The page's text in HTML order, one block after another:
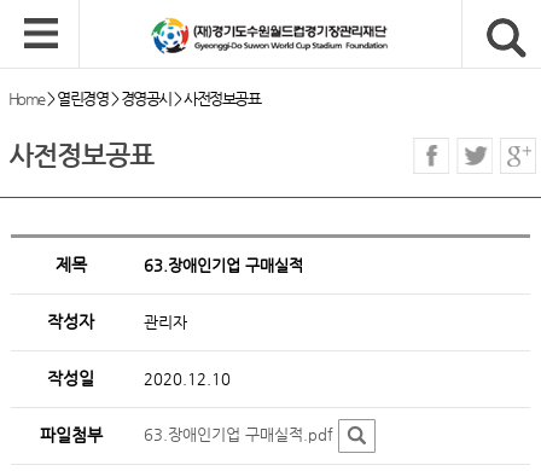
Home>열린경영>경영공시 >사전정보공표
사전정보공표
제목 63.장애인기업 구매실적
작성자 관리자
작성일 2020.12.10
파일첨부 63.장애인기업 구매실적.pdf